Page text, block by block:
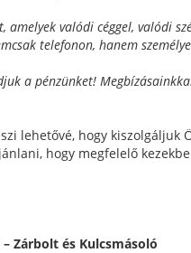
amelyek valódi céggel, valódi
telefonon, hanem
a pénzünket!
lehetővé, hogy kiszolgáljuk
hogy megfelelő
Zárbolt és Kulcsmásoló